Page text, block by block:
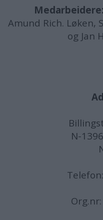
Medarbeidere:
Amund Rich. Løken,
og Jan
N-
Telefon: